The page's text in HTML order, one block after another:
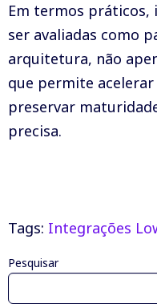
Em termos práticos,
ser avaliadas como
arquitetura, não
que permite
preservar
precisa.
Tags: Integrações
Pesquisar